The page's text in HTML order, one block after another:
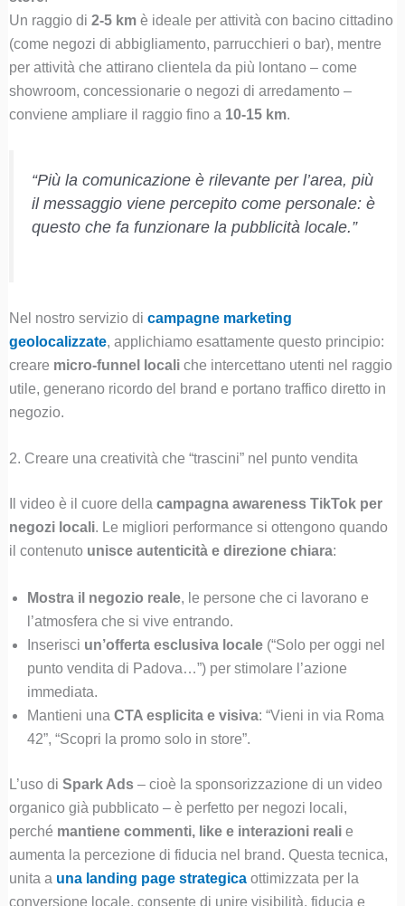
Un raggio di 2-5 kmè ideale per attività con bacino cittadino
(come negozi di abbigliamento, parrucchieri o bar), mentre
per attività che attirano clientela da più lontano – come
showroom, concessionarie o negozi di arredamento –
conviene ampliare il raggio fino a 10-15 km.
“Più la comunicazione è rilevante per l’area, più
il messaggio viene percepito come personale: è
questo che fa funzionare la pubblicità locale.”
Nel nostro servizio di campagne marketing
geolocalizzate, applichiamo esattamente questo principio:
creare micro-funnel localiche intercettano utenti nel raggio
utile, generano ricordo del brand e portano traffico diretto in
negozio.
2. Creare una creatività che “trascini” nel punto vendita
Il video è il cuore della campagna awareness TikTok per
negozi locali. Le migliori performance si ottengono quando
il contenuto unisce autenticità e direzione chiara:
Mostra il negozio reale, le persone che ci lavorano e
l’atmosfera che si vive entrando.
Inserisci un’offerta esclusiva locale(“Solo per oggi nel
punto vendita di Padova…”) per stimolare l’azione
immediata.
Mantieni una CTA esplicita e visiva: “Vieni in via Roma
42”, “Scopri la promo solo in store”.
L’uso di Spark Ads– cioè la sponsorizzazione di un video
organico già pubblicato – è perfetto per negozi locali,
perché mantiene commenti, like e interazioni realie
aumenta la percezione di fiducia nel brand. Questa tecnica,
unita a una landing page strategicaottimizzata per la
conversione locale, consente di unire visibilità, fiducia e